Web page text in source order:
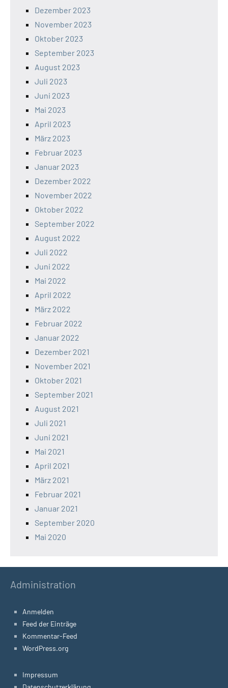
Dezember 2023
November 2023
Oktober 2023
September 2023
August 2023
Juli 2023
Juni 2023
Mai 2023
April 2023
März 2023
Februar 2023
Januar 2023
Dezember 2022
November 2022
Oktober 2022
September 2022
August 2022
Juli 2022
Juni 2022
Mai 2022
April 2022
März 2022
Februar 2022
Januar 2022
Dezember 2021
November 2021
Oktober 2021
September 2021
August 2021
Juli 2021
Juni 2021
Mai 2021
April 2021
März 2021
Februar 2021
Januar 2021
September 2020
Mai 2020
Administration
Anmelden
Feed der Einträge
Kommentar-Feed
WordPress.org
Impressum